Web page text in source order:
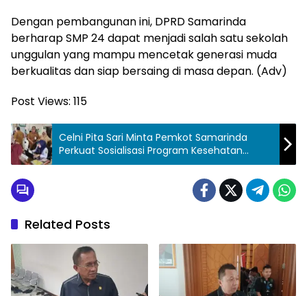
Dengan pembangunan ini, DPRD Samarinda
berharap SMP 24 dapat menjadi salah satu sekolah
unggulan yang mampu mencetak generasi muda
berkualitas dan siap bersaing di masa depan. (Adv)
Post Views: 115
Celni Pita Sari Minta Pemkot Samarinda
Perkuat Sosialisasi Program Kesehatan
Gratis
Related Posts